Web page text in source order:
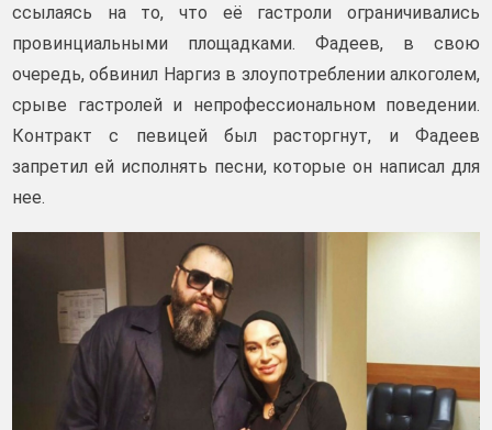
ссылаясь на то, что её гастроли ограничивались
провинциальными площадками. Фадеев, в свою
очередь, обвинил Наргиз в злоупотреблении алкоголем,
срыве гастролей и непрофессиональном поведении.
Контракт с певицей был расторгнут, и Фадеев
запретил ей исполнять песни, которые он написал для
нее.